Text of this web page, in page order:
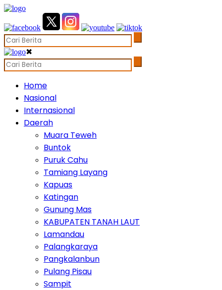
✖
Home
Nasional
Internasional
Daerah
Muara Teweh
Buntok
Puruk Cahu
Tamiang Layang
Kapuas
Katingan
Gunung Mas
KABUPATEN TANAH LAUT
Lamandau
Palangkaraya
Pangkalanbun
Pulang Pisau
Sampit